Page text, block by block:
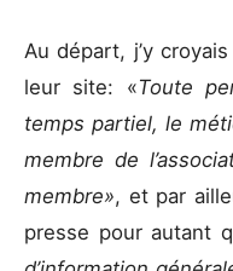
Au départ, j’y
leur site: «Toute
temps partiel, le
membre de
membre», et par
presse pour autant